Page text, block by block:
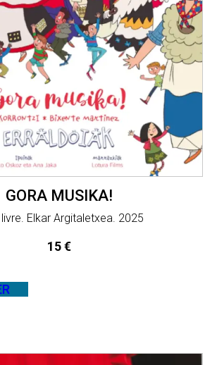
GORA MUSIKA!
livre. Elkar Argitaletxea. 2025
15€